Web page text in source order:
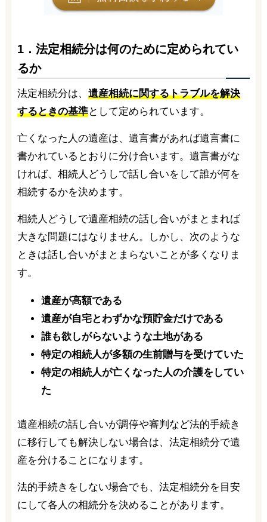
1．法定相続分は何のために定められてい
るか
法定相続分は、 遺産相続に関するトラブルを解決
するときの基準として定められています。
亡くなった人の遺産は、遺言書があれば遺言書に
書かれているとおりに分け合います。遺言書がな
ければ、相続人どうしで話し合いをして誰が何を
相続するかを決めます。
相続人どうしで遺産相続の話し合いがまとまれば
大きな問題にはなりません。しかし、次のような
ときは話し合いがまとまらないことが多くなりま
す。
遺産が高額である
遺産が自宅とわずかな預貯金だけである
誰も欲しがらないような土地がある
特定の相続人が多額の生前贈与を受けていた
特定の相続人が亡くなった人の介護をしてい
た
遺産相続の話し合いが調停や審判など法的手続き
に移行しても解決しない場合は、法定相続分で遺
産を分けることになります。
法的手続きをしない場合でも、法定相続分を目安
にして各人の相続分を決めることがあります。